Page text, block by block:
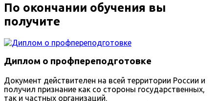
По окончании обучения вы
получите
Диплом о профпереподготовке
Документ действителен на всей территории России и
получил признание как со стороны государственных,
так и частных организаций.